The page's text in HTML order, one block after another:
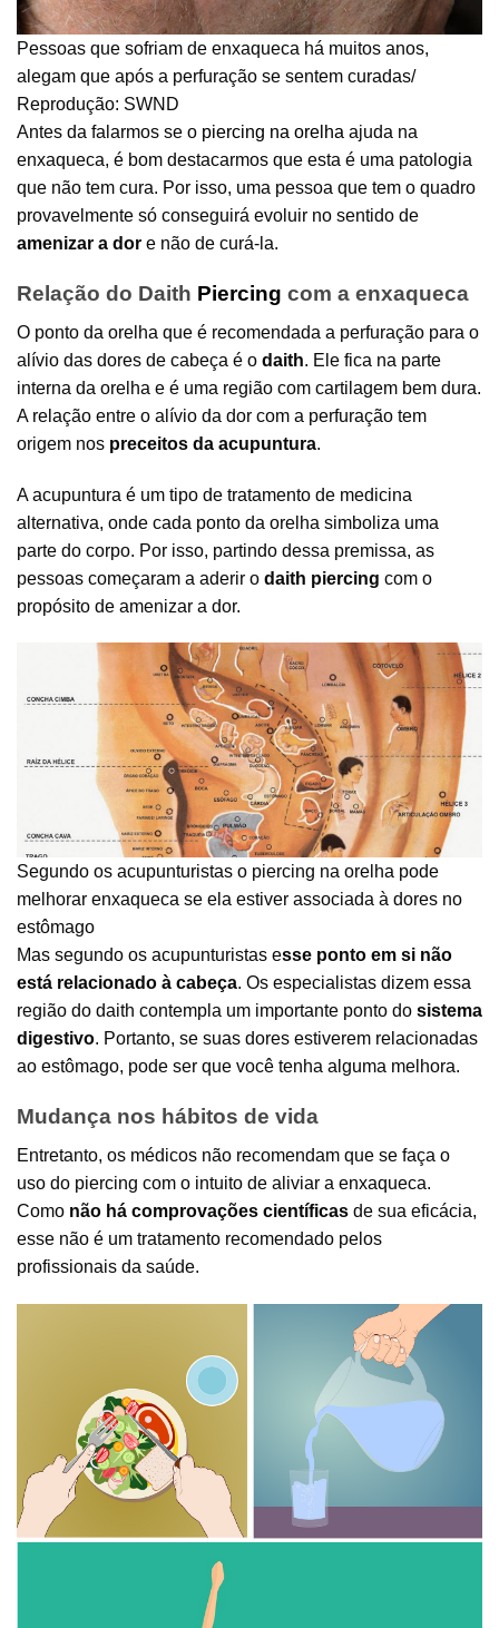
Pessoas que sofriam de enxaqueca há muitos anos,
alegam que após a perfuração se sentem curadas/
Reprodução: SWND
Antes da falarmos se o piercing na orelha ajuda na
enxaqueca, é bom destacarmos que esta é uma patologia
que não tem cura. Por isso, uma pessoa que tem o quadro
provavelmente só conseguirá evoluir no sentido de
amenizar a dor e não de curá-la.
Relação do Daith Piercing com a enxaqueca
O ponto da orelha que é recomendada a perfuração para o
alívio das dores de cabeça é o daith. Ele fica na parte
interna da orelha e é uma região com cartilagem bem dura.
A relação entre o alívio da dor com a perfuração tem
origem nos preceitos da acupuntura.
A acupuntura é um tipo de tratamento de medicina
alternativa, onde cada ponto da orelha simboliza uma
parte do corpo. Por isso, partindo dessa premissa, as
pessoas começaram a aderir o daith piercing com o
propósito de amenizar a dor.
Segundo os acupunturistas o piercing na orelha pode
melhorar enxaqueca se ela estiver associada à dores no
estômago
Mas segundo os acupunturistas esse ponto em si não
está relacionado à cabeça. Os especialistas dizem essa
região do daith contempla um importante ponto do sistema
digestivo. Portanto, se suas dores estiverem relacionadas
ao estômago, pode ser que você tenha alguma melhora.
Mudança nos hábitos de vida
Entretanto, os médicos não recomendam que se faça o
uso do piercing com o intuito de aliviar a enxaqueca.
Como não há comprovações científicas de sua eficácia,
esse não é um tratamento recomendado pelos
profissionais da saúde.